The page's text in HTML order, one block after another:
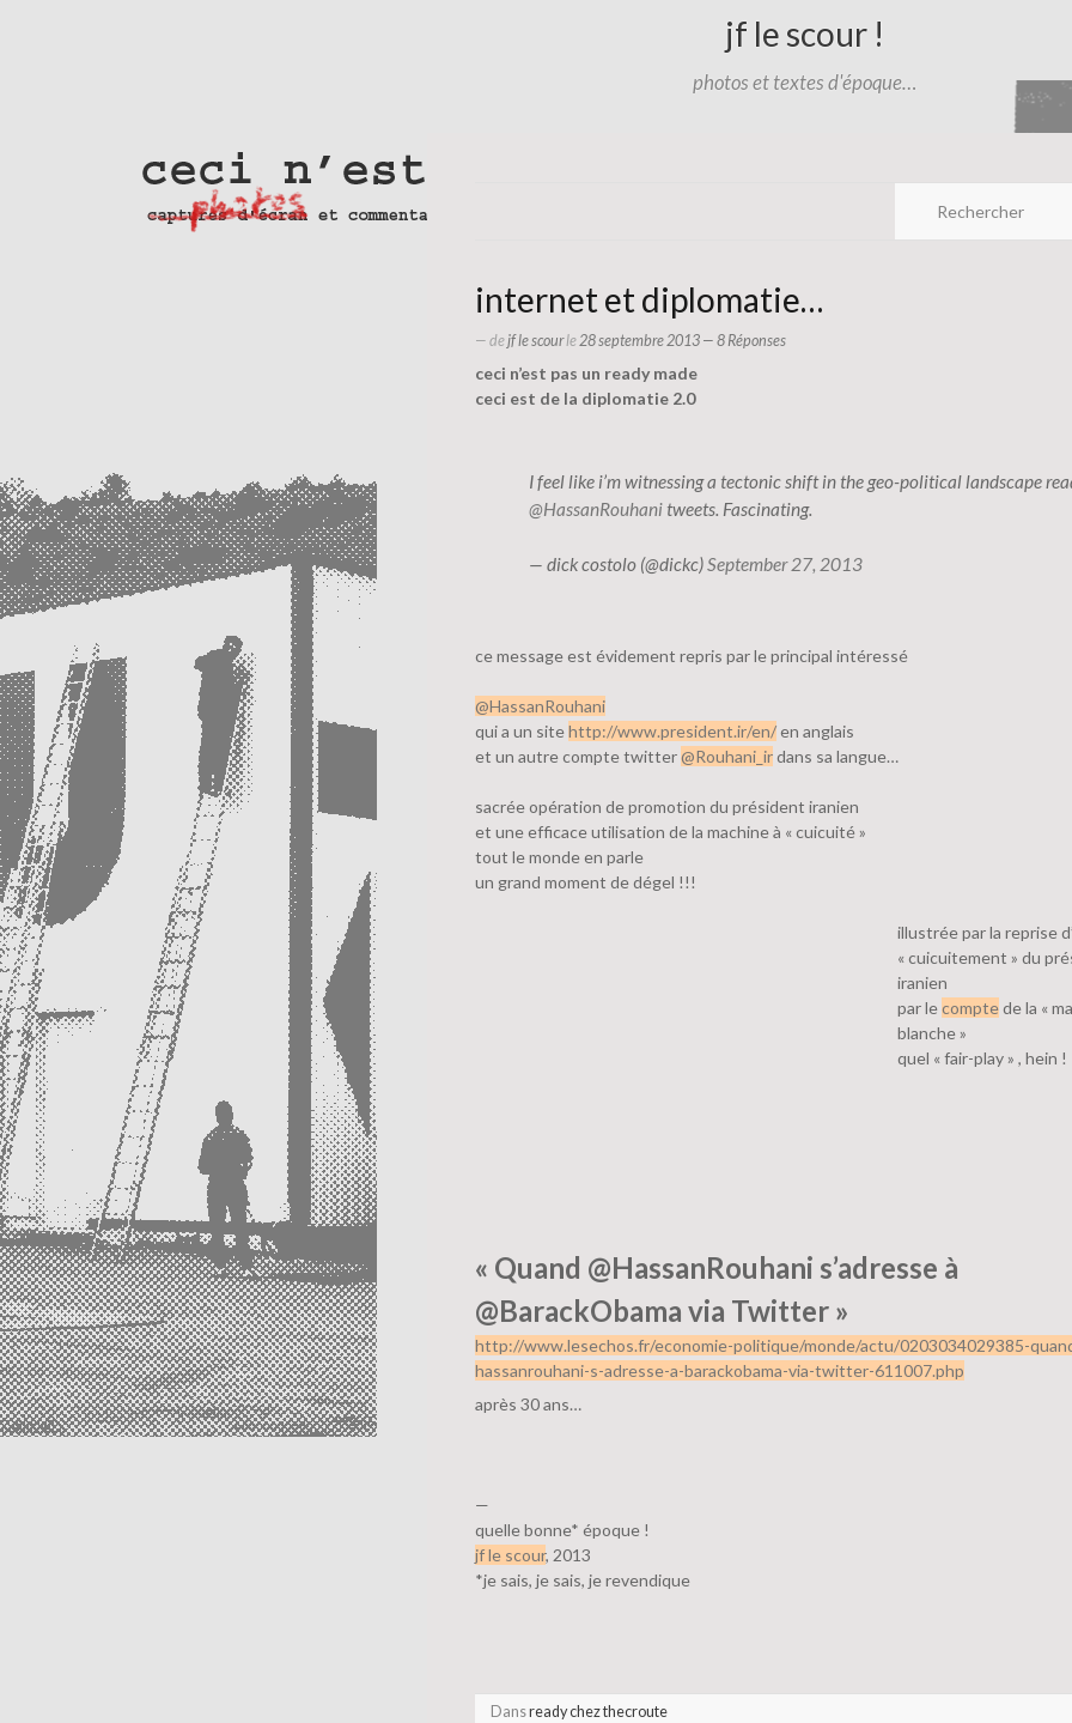
jf le scour !
photos et textes d'époque…
internet et diplomatie…
— dejf le scourle28 septembre 2013 — 8 Réponses
ceci n’est pas un ready made
ceci est de la diplomatie 2.0
I feel like i’m witnessing a tectonic shift in the geo-political landscape
@HassanRouhani tweets. Fascinating.
— dick costolo (@dickc)September 27, 2013
ce message est évidement repris par le principal intéressé
@HassanRouhani
qui a un sitehttp://www.president.ir/en/en anglais
et un autre compte twitter@Rouhani_irdans sa langue…
sacrée opération de promotion du président iranien
et une efficace utilisation de la machine à « cuicuité »
tout le monde en parle
un grand moment de dégel !!!
illustrée par la reprise
« cuicuitement » du
iranien
par lecomptede la «
blanche »
quel « fair-play » , hein !
« Quand @HassanRouhani s’adresse à
@BarackObama via Twitter »
http://www.lesechos.fr/economie-politique/monde/actu/0203034029385-
hassanrouhani-s-adresse-a-barackobama-via-twitter-611007.php
après 30 ans…
—
quelle bonne* époque !
jf le scour, 2013
*je sais, je sais, je revendique
Dansready chez thecroute